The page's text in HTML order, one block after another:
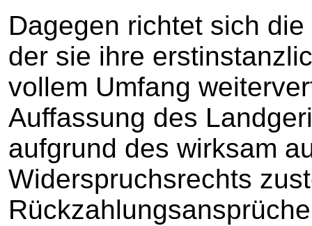
Dagegen richtet sich
der sie ihre
vollem Umfang
Auffassung des
aufgrund des wirksam
Widerspruchsrechts